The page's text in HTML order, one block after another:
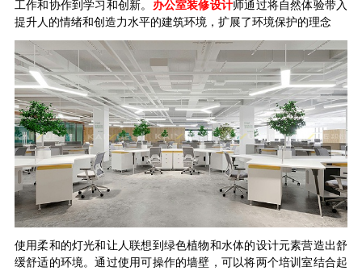
工作和协作到学习和创新。 办公室装修设计师通过将自然体验带入
提升人的情绪和创造力水平的建筑环境，扩展了环境保护的理念
使用柔和的灯光和让人联想到绿色植物和水体的设计元素营造出舒
缓舒适的环境。通过使用可操作的墙壁，可以将两个培训室结合起